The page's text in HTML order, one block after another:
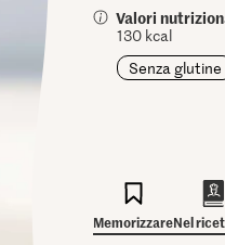
Valori
130 kcal
Senza glutine
MemorizzareNel